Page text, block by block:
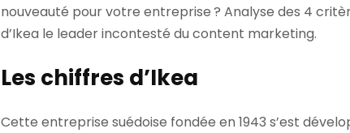
nouveauté pour votre entreprise ? Analyse des 4
d’Ikea le leader incontesté du content marketing.
Les chiffres d’Ikea
Cette entreprise suédoise fondée en 1943 s’est